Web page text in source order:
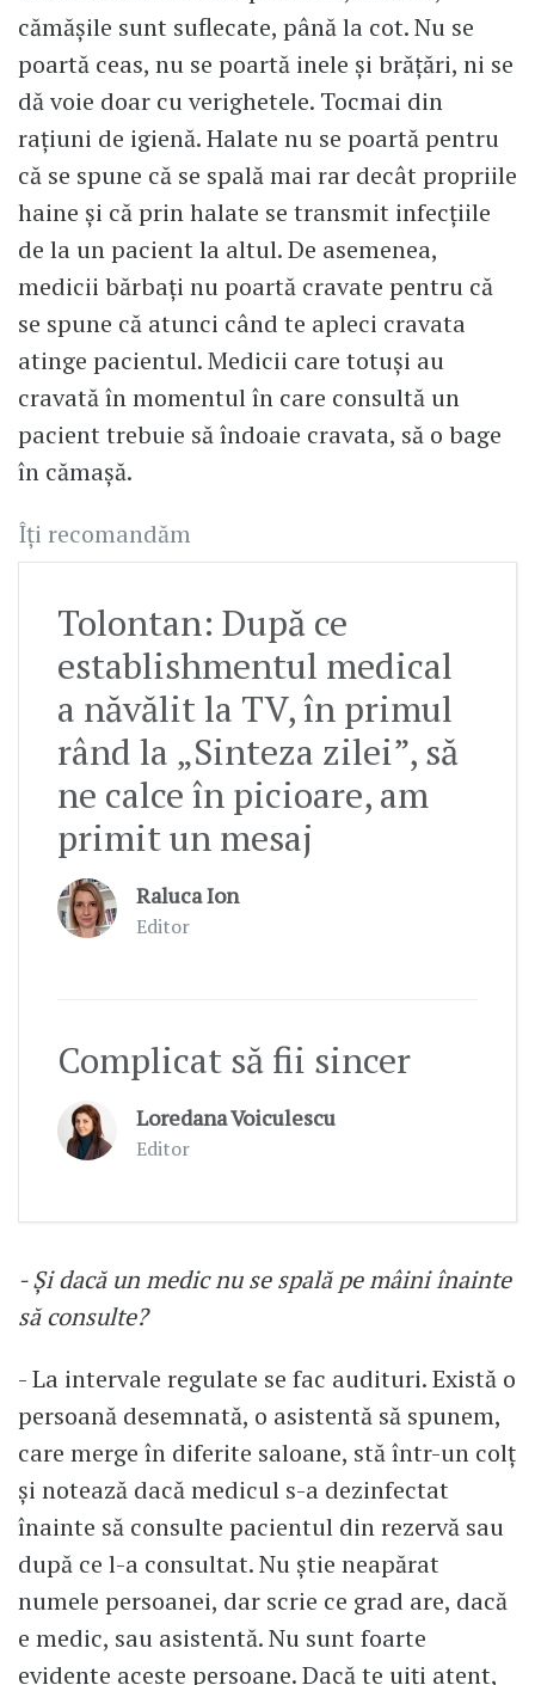
cămășile sunt suflecate, până la cot. Nu se
poartă ceas, nu se poartă inele și brățări, ni se
dă voie doar cu verighetele. Tocmai din
rațiuni de igienă. Halate nu se poartă pentru
că se spune că se spală mai rar decât propriile
haine și că prin halate se transmit infecțiile
de la un pacient la altul. De asemenea,
medicii bărbați nu poartă cravate pentru că
se spune că atunci când te apleci cravata
atinge pacientul. Medicii care totuși au
cravată în momentul în care consultă un
pacient trebuie să îndoaie cravata, să o bage
în cămașă.
Îți recomandăm
Tolontan: După ce
establishmentul medical
a năvălit la TV, în primul
rând la „Sinteza zilei”, să
ne calce în picioare, am
primit un mesaj
Raluca Ion
Editor
Complicat să fii sincer
Loredana Voiculescu
Editor
- Și dacă un medic nu se spală pe mâini înainte
să consulte?
- La intervale regulate se fac audituri. Există o
persoană desemnată, o asistentă să spunem,
care merge în diferite saloane, stă într-un colț
și notează dacă medicul s-a dezinfectat
înainte să consulte pacientul din rezervă sau
după ce l-a consultat. Nu știe neapărat
numele persoanei, dar scrie ce grad are, dacă
e medic, sau asistentă. Nu sunt foarte
evidente aceste persoane. Dacă te uiți atent,